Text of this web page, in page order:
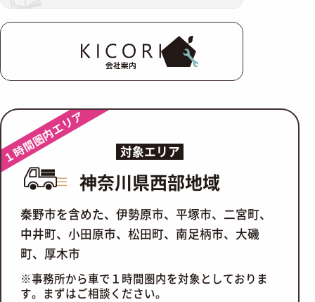
会社案内
１時間圏内エリア 対象エリア
神奈川県西部地域
秦野市を含めた、伊勢原市、平塚市、二宮町、
中井町、小田原市、松田町、南足柄市、大磯
町、厚木市
※事務所から車で１時間圏内を対象としておりま
す。まずはご相談ください。